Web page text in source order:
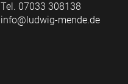
Tel. 07033 308138
info@ludwig-mende.de